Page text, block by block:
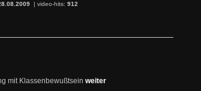
| video-hits: 912
mit Klassenbewußtsein weiter